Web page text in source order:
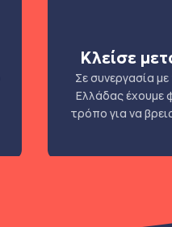
Κλείσε
Σε συνεργασία
Ελλάδας έχουμε
τρόπο για να